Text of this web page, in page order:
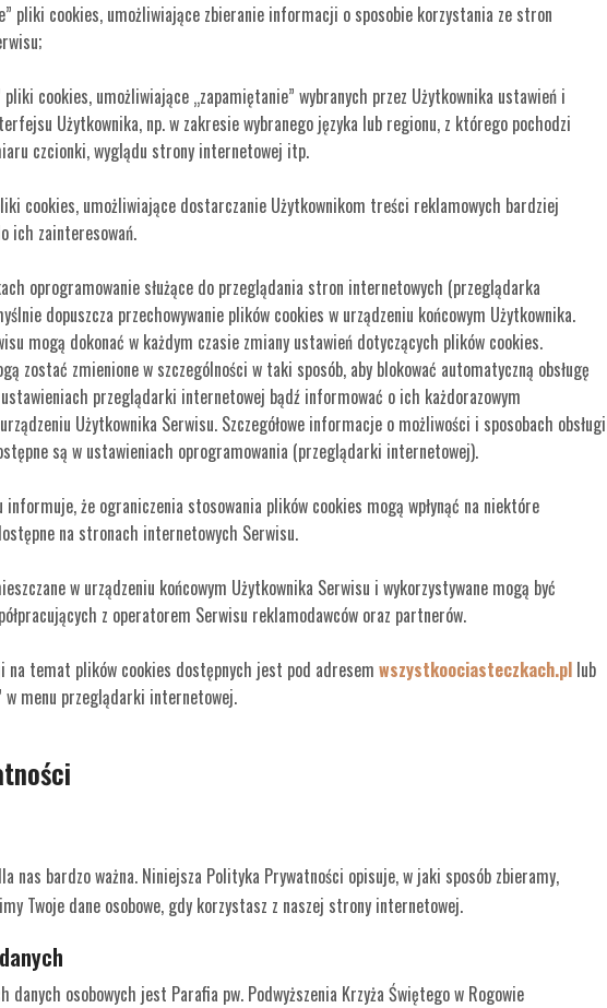
pliki cookies, umożliwiające zbieranie informacji o sposobie korzystania ze stron
pliki cookies, umożliwiające „zapamiętanie” wybranych przez Użytkownika ustawień i
Użytkownika, np. w zakresie wybranego języka lub regionu, z którego pochodzi
czcionki, wyglądu strony internetowej itp.
cookies, umożliwiające dostarczanie Użytkownikom treści reklamowych bardziej
ich zainteresowań.
oprogramowanie służące do przeglądania stron internetowych (przeglądarka
dopuszcza przechowywanie plików cookies w urządzeniu końcowym Użytkownika.
mogą dokonać w każdym czasie zmiany ustawień dotyczących plików cookies.
zostać zmienione w szczególności w taki sposób, aby blokować automatyczną obsługę
przeglądarki internetowej bądź informować o ich każdorazowym
Użytkownika Serwisu. Szczegółowe informacje o możliwości i sposobach obsługi
są w ustawieniach oprogramowania (przeglądarki internetowej).
że ograniczenia stosowania plików cookies mogą wpłynąć na niektóre
na stronach internetowych Serwisu.
w urządzeniu końcowym Użytkownika Serwisu i wykorzystywane mogą być
z operatorem Serwisu reklamodawców oraz partnerów.
temat plików cookies dostępnych jest pod adresem wszystkoociasteczkach.pl lub
w menu przeglądarki internetowej.
nas bardzo ważna. Niniejsza Polityka Prywatności opisuje, w jaki sposób zbieramy,
Twoje dane osobowe, gdy korzystasz z naszej strony internetowej.
osobowych jest Parafia pw. Podwyższenia Krzyża Świętego w Rogowie